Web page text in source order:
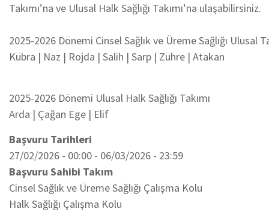
Takımı’na ve Ulusal Halk Sağlığı Takımı’na ulaşabilirsiniz.
2025-2026 Dönemi Cinsel Sağlık ve Üreme Sağlığı Ulusal
Kübra | Naz | Rojda | Salih | Sarp | Zühre | Atakan
2025-2026 Dönemi Ulusal Halk Sağlığı Takımı
Arda | Çağan Ege | Elif
Başvuru Tarihleri
27/02/2026 - 00:00 - 06/03/2026 - 23:59
Başvuru Sahibi Takım
Cinsel Sağlık ve Üreme Sağlığı Çalışma Kolu
Halk Sağlığı Çalışma Kolu